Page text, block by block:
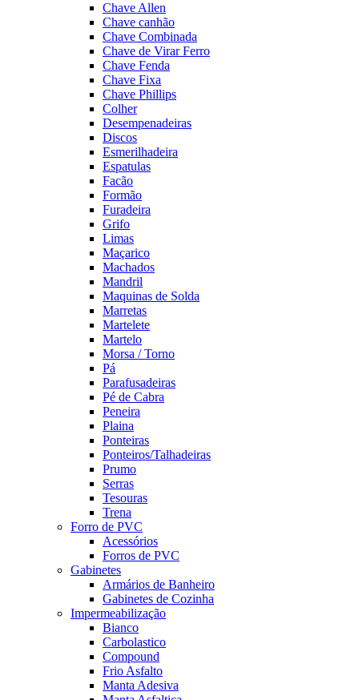
Chave Allen
Chave canhão
Chave Combinada
Chave de Virar Ferro
Chave Fenda
Chave Fixa
Chave Phillips
Colher
Desempenadeiras
Discos
Esmerilhadeira
Espatulas
Facão
Formão
Furadeira
Grifo
Limas
Maçarico
Machados
Mandril
Maquinas de Solda
Marretas
Martelete
Martelo
Morsa / Torno
Pá
Parafusadeiras
Pé de Cabra
Peneira
Plaina
Ponteiras
Ponteiros/Talhadeiras
Prumo
Serras
Tesouras
Trena
Forro de PVC
Acessórios
Forros de PVC
Gabinetes
Armários de Banheiro
Gabinetes de Cozinha
Impermeabilização
Bianco
Carbolastico
Compound
Frio Asfalto
Manta Adesiva